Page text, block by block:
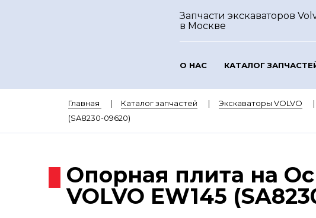
Запчасти экскаваторов
в Москве
О НАС КАТАЛОГ
Главная Каталог запчастей Экскаваторы VOLVO
(SA8230-09620)
Опорная плита на
VOLVO EW145